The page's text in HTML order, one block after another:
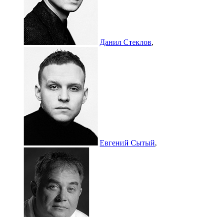
Данил Стеклов,
Евгений Сытый,